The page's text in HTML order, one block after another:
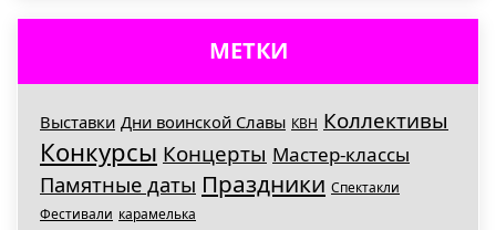
МЕТКИ
Выставки Дни воинской Славы КВН Коллективы
Конкурсы Концерты Мастер-классы
Памятные даты Праздники Спектакли
Фестивали карамелька